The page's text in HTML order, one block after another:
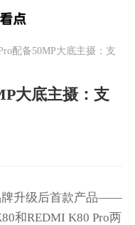
配备50MP大底主摄：支
大底主摄：支
牌升级后首款产品——
和REDMI K80 Pro两